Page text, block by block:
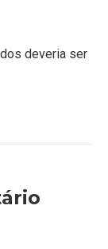
deveria ser